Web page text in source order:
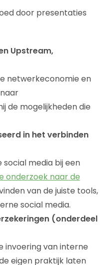
door presentaties
Upstream,
netwerkeconomie en
de mogelijkheden die
in het verbinden
media bij een
onderzoek naar de
van de juiste tools,
social media.
(onderdeel
invoering van interne
eigen praktijk laten